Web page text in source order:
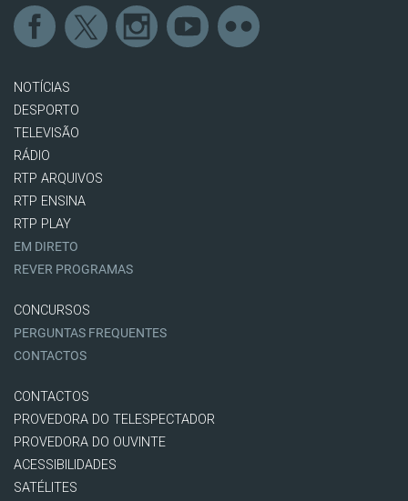
NOTÍCIAS
DESPORTO
TELEVISÃO
RÁDIO
RTP ARQUIVOS
RTP ENSINA
RTP PLAY
EM DIRETO
REVER PROGRAMAS
CONCURSOS
PERGUNTAS FREQUENTES
CONTACTOS
CONTACTOS
PROVEDORA DO TELESPECTADOR
PROVEDORA DO OUVINTE
ACESSIBILIDADES
SATÉLITES